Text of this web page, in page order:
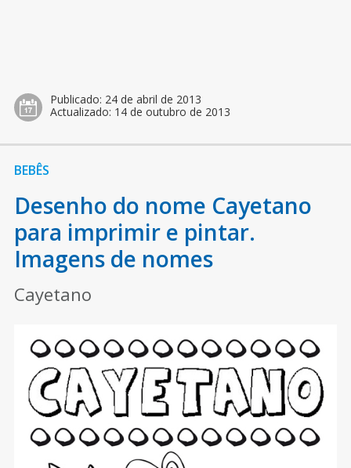
Publicado: 24 de abril de 2013
Actualizado: 14 de outubro de 2013
BEBÊS
Desenho do nome Cayetano
para imprimir e pintar.
Imagens de nomes
Cayetano